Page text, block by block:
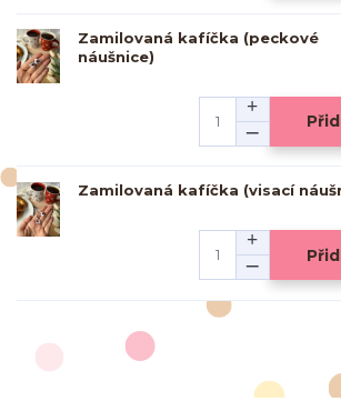
Zamilovaná kafíčka (peckové
náušnice)
Zamilovaná kafíčka (visací